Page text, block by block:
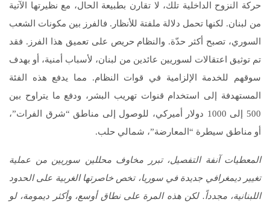
حركة النزوح الداخلية تلك، لا تقارن بطبيعة الحال، مع نظيرتها الآتية
من لبنان. لكنها تحمل دلالة ملفتة للأنظار. فالفرز بين مكونات الشعب
السوري، تصبح أكثر حدّة. والنظام حريص على تعميق هذا الفرز. فقد
تم توثيق اعتقالات لسوريين عائدين من لبنان، لأسباب أمنية، أو بهدف
سوقهم للخدمة الإلزامية في قوات النظام. مما يدفع هذه الفئة
المستهدفة إلى استخدام قنوات تهريب البشر، ودفع ما يتراوح بين
500 إلى 1000 دولار أميركي، للوصول إلى مناطق “شرق الفرات”،
أو مناطق سيطرة “المعارضة”، شمالي حلب.
المعطيات آنفة التفصيل، تبرر مخاوف محللين سوريين من عملية
تغيير ديمغرافي جديدة في سوريا، تخص خاصرتها الغربية على الحدود
اللبنانية، مجدداً. لكن هذه المرة على نطاق أوسع، وأكثر ديمومة، لو